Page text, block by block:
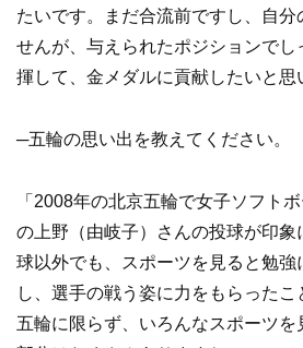
たいです。まだ合流前ですし、自分
せんが、与えられたポジションでし
揮して、金メダルに貢献したいと思
─五輪の思い出を教えてください。
「2008年の北京五輪で女子ソフト
の上野（由岐子）さんの投球が印象
球以外でも、スポーツを見ると勉強
し、選手の戦う姿に力をもらったこ
五輪に限らず、いろんなスポーツを